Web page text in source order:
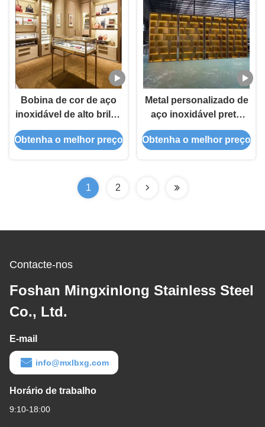
Bobina de cor de aço
inoxidável de alto brilho
resistente à corrosão e
anti-impressão digital
Obtenha o melhor preço
Metal personalizado de
aço inoxidável preto
ouro sala de estar
gabinete de exibição
Obtenha o melhor preço
1 2
Contacte-nos
Foshan Mingxinlong Stainless Steel
Co., Ltd.
E-mail
info@mxlbxg.com
Horário de trabalho
9:10-18:00